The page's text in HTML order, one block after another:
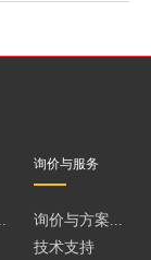
询价与服务
询价与方案...
技术支持